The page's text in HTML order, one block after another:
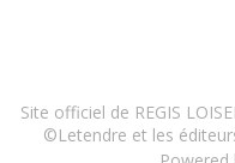
Site officiel de REGIS
©Letendre et les